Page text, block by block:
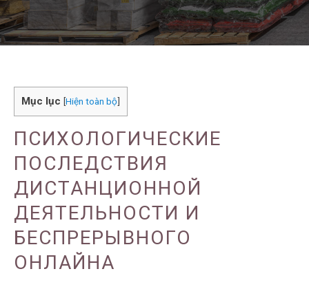
Mục lục [Hiện toàn bộ]
ПСИХОЛОГИЧЕСКИЕ
ПОСЛЕДСТВИЯ
ДИСТАНЦИОННОЙ
ДЕЯТЕЛЬНОСТИ И
БЕСПРЕРЫВНОГО
ОНЛАЙНА